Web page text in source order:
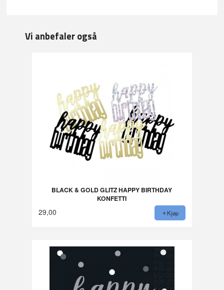
Vi anbefaler også
BLACK & GOLD GLITZ HAPPY BIRTHDAY
KONFETTI
29,00 Kjøp